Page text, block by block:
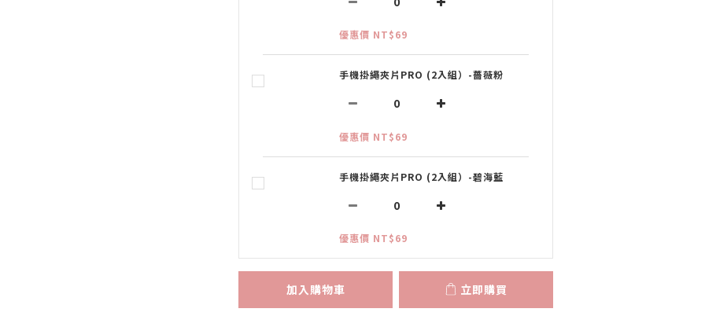
優惠價 NT$69
手機掛繩夾片PRO (2入組）-薔薇粉
優惠價 NT$69
手機掛繩夾片PRO (2入組）-碧海藍
優惠價 NT$69
加入購物車 立即購買